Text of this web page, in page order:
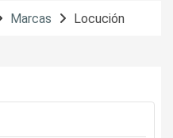
Marcas Locución